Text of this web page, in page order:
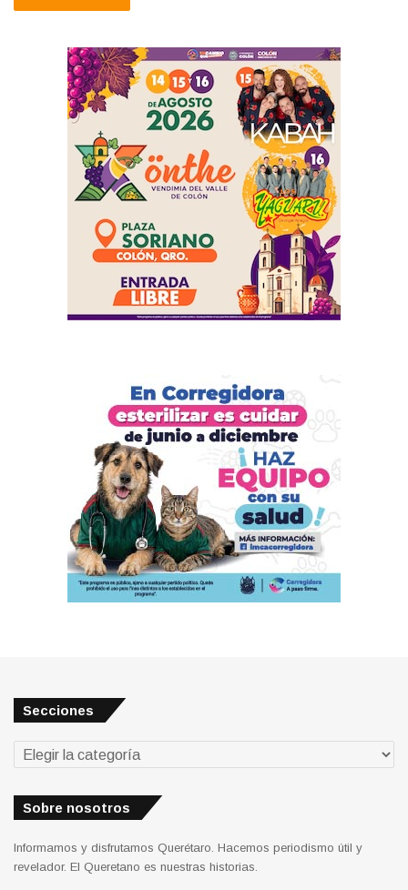
Secciones
Secciones
Sobre nosotros
Informamos y disfrutamos Querétaro. Hacemos periodismo útil y
revelador. El Queretano es nuestras historias.